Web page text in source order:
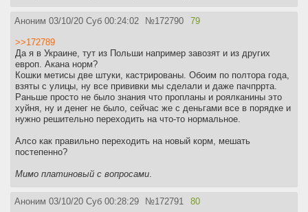
Аноним 03/10/20 Суб 00:24:02 №172790 79
>>172789
Да я в Украине, тут из Польши например завозят и из других
европ. Акана норм?
Кошки метисы две штуки, кастрированы. Обоим по полтора года,
взяты с улицы, ну все прививки мы сделали и даже пачпррта.
Раньше просто не было знания что пропланы и роялканины это
хуйня, ну и денег не было, сейчас же с деньгами все в порядке и
нужно решительно переходить на что-то нормальное.
Алсо как правильно переходить на новый корм, мешать
постепенно?
Мимо платиновый с вопросами.
Аноним 03/10/20 Суб 00:28:29 №172791 80